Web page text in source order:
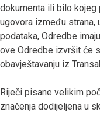
dokumenta ili bilo
ugovora između strana,
podataka, Odredbe
ove Odredbe izvršit će
obavještavanju iz
Riječi pisane velikim
značenja dodijeljena u